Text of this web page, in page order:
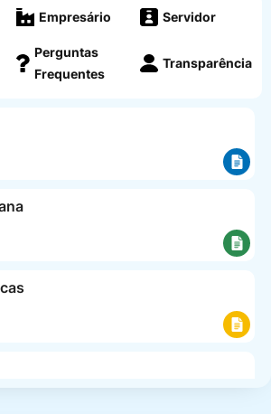
Empresário Servidor
Perguntas
Frequentes
Transparência